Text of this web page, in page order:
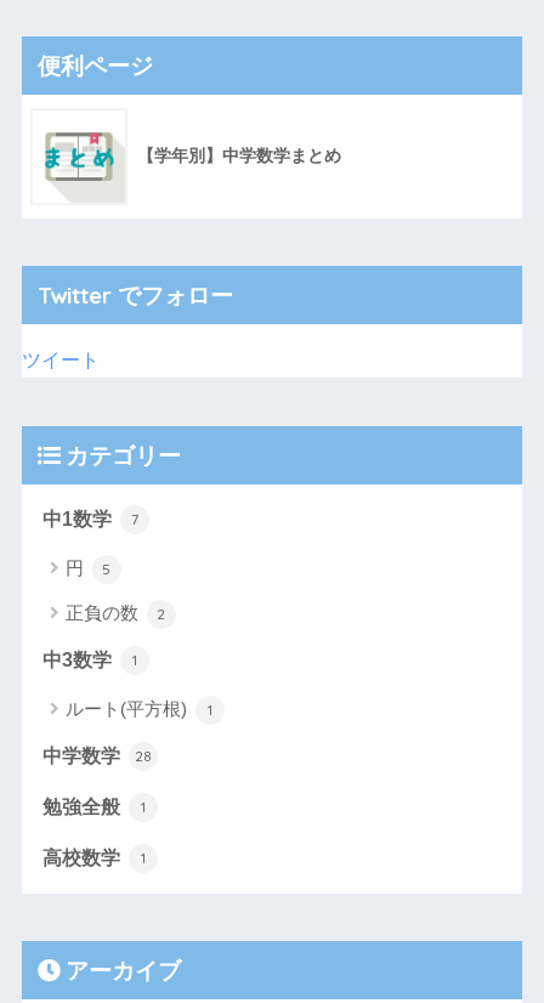
便利ページ
【学年別】中学数学まとめ
Twitter でフォロー
ツイート
カテゴリー
中1数学 7
円 5
正負の数 2
中3数学 1
ルート(平方根) 1
中学数学 28
勉強全般 1
高校数学 1
アーカイブ